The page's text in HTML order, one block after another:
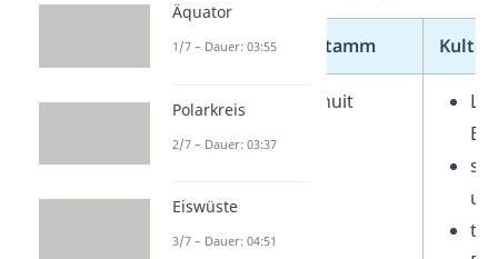
Kulturareal Stamm
Arktis Inuit
Äquator
1/7 – Dauer: 03:55
Polarkreis
2/7 – Dauer: 03:37
Eiswüste
3/7 – Dauer: 04:51